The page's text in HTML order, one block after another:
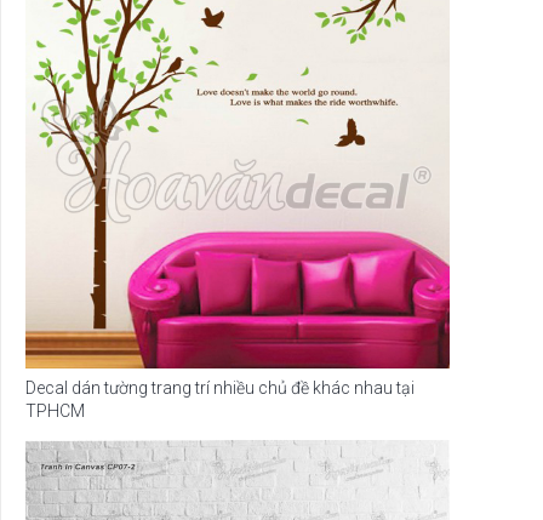
Decal dán tường trang trí nhiều chủ đề khác nhau tại
TPHCM